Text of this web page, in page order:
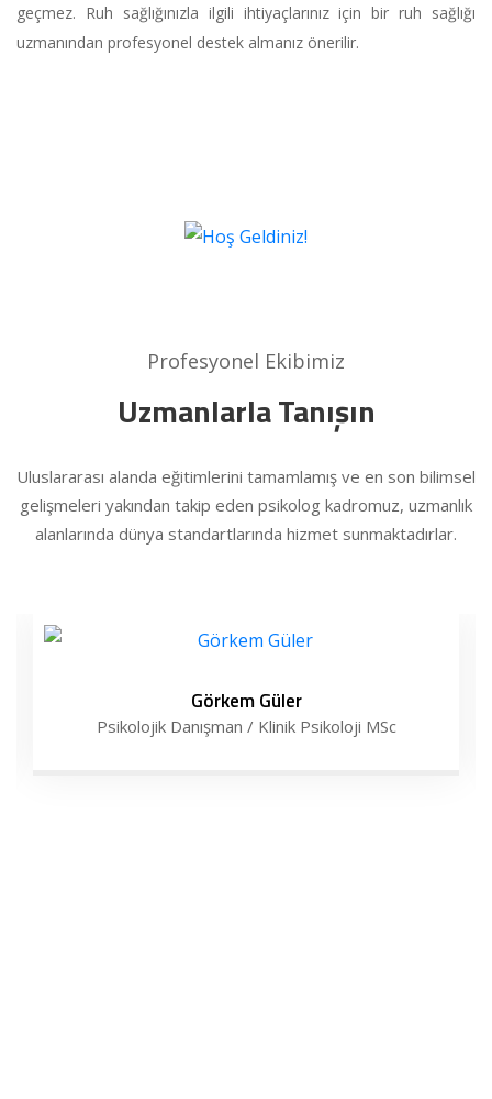
geçmez. Ruh sağlığınızla ilgili ihtiyaçlarınız için bir ruh sağlığı
uzmanından profesyonel destek almanız önerilir.
Profesyonel Ekibimiz
Uzmanlarla Tanışın
Uluslararası alanda eğitimlerini tamamlamış ve en son bilimsel
gelişmeleri yakından takip eden psikolog kadromuz, uzmanlık
alanlarında dünya standartlarında hizmet sunmaktadırlar.
Görkem Güler
Psikolojik Danışman / Klinik Psikoloji MSc